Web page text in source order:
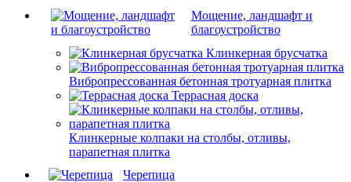
Мощение, ландшафт и
благоустройство
Клинкерная брусчатка
Вибропрессованная бетонная тротуарная плитка
Террасная доска
Клинкерные колпаки на столбы, отливы,
парапетная плитка
Черепица